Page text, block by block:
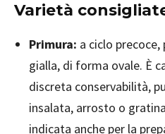
Varietà
Primura: a ciclo
gialla, di forma ovale. È
discreta conservabilità,
insalata, arrosto o
indicata anche per la